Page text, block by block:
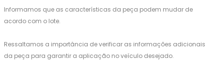
Informamos que as características da peça podem mudar de
acordo com o lote.
Ressaltamos a importância de verificar as informações adicionais
da peça para garantir a aplicação no veículo desejado.